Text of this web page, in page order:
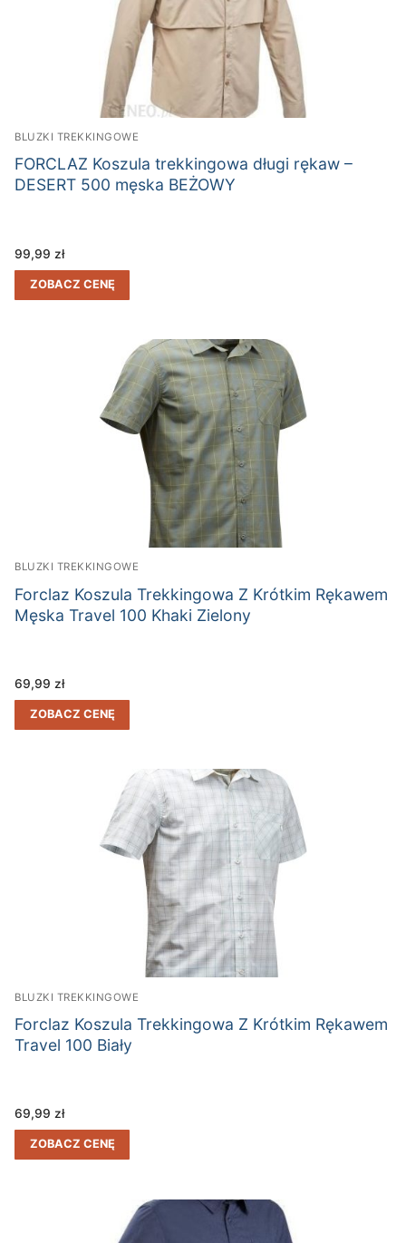
BLUZKI TREKKINGOWE
FORCLAZ Koszula trekkingowa długi rękaw –
DESERT 500 męska BEŻOWY
99,99 zł
ZOBACZ CENĘ
BLUZKI TREKKINGOWE
Forclaz Koszula Trekkingowa Z Krótkim Rękawem
Męska Travel 100 Khaki Zielony
69,99 zł
ZOBACZ CENĘ
BLUZKI TREKKINGOWE
Forclaz Koszula Trekkingowa Z Krótkim Rękawem
Travel 100 Biały
69,99 zł
ZOBACZ CENĘ